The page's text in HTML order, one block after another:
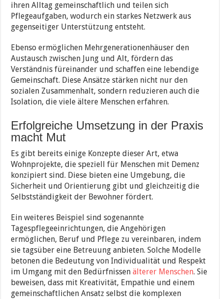
ihren Alltag gemeinschaftlich und teilen sich
Pflegeaufgaben, wodurch ein starkes Netzwerk aus
gegenseitiger Unterstützung entsteht.
Ebenso ermöglichen Mehrgenerationenhäuser den
Austausch zwischen Jung und Alt, fördern das
Verständnis füreinander und schaffen eine lebendige
Gemeinschaft. Diese Ansätze stärken nicht nur den
sozialen Zusammenhalt, sondern reduzieren auch die
Isolation, die viele ältere Menschen erfahren.
Erfolgreiche Umsetzung in der Praxis
macht Mut
Es gibt bereits einige Konzepte dieser Art, etwa
Wohnprojekte, die speziell für Menschen mit Demenz
konzipiert sind. Diese bieten eine Umgebung, die
Sicherheit und Orientierung gibt und gleichzeitig die
Selbstständigkeit der Bewohner fördert.
Ein weiteres Beispiel sind sogenannte
Tagespflegeeinrichtungen, die Angehörigen
ermöglichen, Beruf und Pflege zu vereinbaren, indem
sie tagsüber eine Betreuung anbieten. Solche Modelle
betonen die Bedeutung von Individualität und Respekt
im Umgang mit den Bedürfnissenälterer Menschen. Sie
beweisen, dass mit Kreativität, Empathie und einem
gemeinschaftlichen Ansatz selbst die komplexen